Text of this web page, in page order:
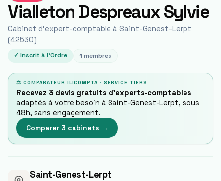
Vialleton Despreaux Sylvie
Cabinet d'expert-comptable à Saint-Genest-Lerpt
(42530)
✓ Inscrit à l'Ordre 1 membres
⚖ COMPARATEUR ILICOMPTA · SERVICE TIERS
Recevez 3 devis gratuits d'experts-comptables
adaptés à votre besoin à Saint-Genest-Lerpt, sous
48h, sans engagement.
Comparer 3 cabinets →
Saint-Genest-Lerpt